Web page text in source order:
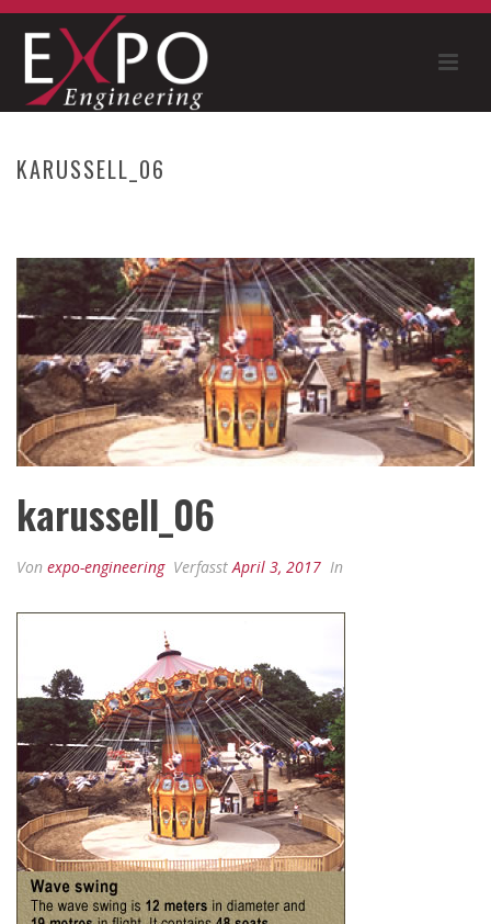
KARUSSELL_06
karussell_06
Von expo-engineering Verfasst April 3, 2017 In